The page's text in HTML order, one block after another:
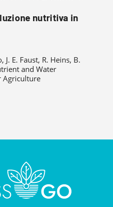
nutritiva in
J. E. Faust, R. Heins, B.
and Water
Agriculture